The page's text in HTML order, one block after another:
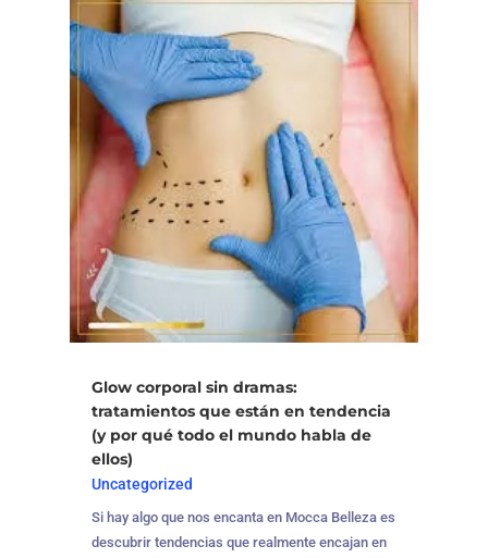
Glow corporal sin dramas:
tratamientos que están en tendencia
(y por qué todo el mundo habla de
ellos)
Uncategorized
Si hay algo que nos encanta en Mocca Belleza es
descubrir tendencias que realmente encajan en